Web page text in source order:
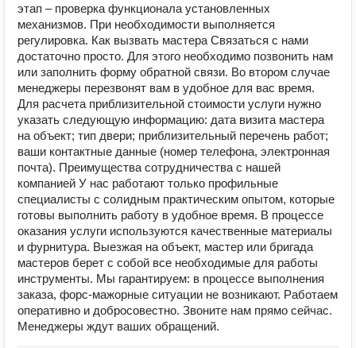
этап – проверка функционала установленных
механизмов. При необходимости выполняется
регулировка. Как вызвать мастера Связаться с нами
достаточно просто. Для этого необходимо позвонить нам
или заполнить форму обратной связи. Во втором случае
менеджеры перезвонят вам в удобное для вас время.
Для расчета приблизительной стоимости услуги нужно
указать следующую информацию: дата визита мастера
на объект; тип двери; приблизительный перечень работ;
ваши контактные данные (номер телефона, электронная
почта). Преимущества сотрудничества с нашей
компанией У нас работают только профильные
специалисты с солидным практическим опытом, которые
готовы выполнить работу в удобное время. В процессе
оказания услуги используются качественные материалы
и фурнитура. Выезжая на объект, мастер или бригада
мастеров берет с собой все необходимые для работы
инструменты. Мы гарантируем: в процессе выполнения
заказа, форс-мажорные ситуации не возникают. Работаем
оперативно и добросовестно. Звоните нам прямо сейчас.
Менеджеры ждут ваших обращений.